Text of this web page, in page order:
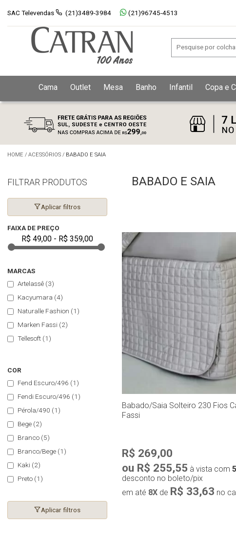
SAC Televendas (21)3489-3984 (21)96745-4513
Cama Outlet Mesa Banho Infantil Copa e
HOME / ACESSÓRIOS / BABADO E SAIA
FILTRAR PRODUTOS
Aplicar filtros
FAIXA DE PREÇO
MARCAS
Artelassê (3)
Kacyumara (4)
Naturalle Fashion (1)
Marken Fassi (2)
Tellesoft (1)
COR
Fend Escuro/496 (1)
Fendi Escuro/496 (1)
Pérola/490 (1)
Bege (2)
Branco (5)
Branco/Bege (1)
Kaki (2)
Preto (1)
Aplicar filtros
BABADO E SAIA
Babado/Saia Solteiro 230 Fios
Fassi
R$ 269,00
ou R$ 255,55 à vista com
desconto no boleto/pix
em até 8X de R$ 33,63 no